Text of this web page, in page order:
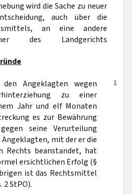
wird die Sache zu neuer
auch über die
an eine andere
des Landgerichts
1
Angeklagten wegen
zu einer
Jahr und elf Monaten
es zur Bewährung
seine Verurteilung
mit der er die
Rechts beanstandet, hat
ersichtlichen Erfolg (§
ist das Rechtsmittel
2 StPO).